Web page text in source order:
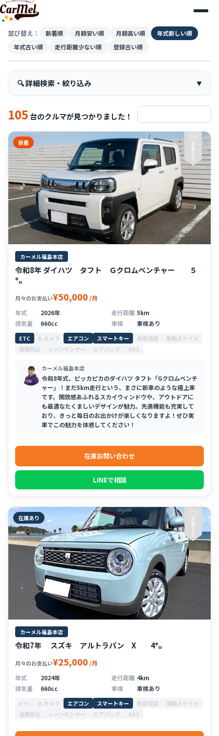
並び替え： 新着順 月額安い順 月額高い順
年式新しい順
年式古い順
走行距離少ない順 登録古い順
🔍 詳細検索・絞り込み
105 台のクルマが見つかりました！
新着 ♡
お
気
に
入
り
カーメル福島本店
令和8年 ダイハツ タフト Ｇクロムベンチャー ５
㌔
月々のお支払い¥50,000 /月
年式
2026年 走行距離 5km
排気量
660cc 車検 車検あり
ETC B.カメラ エアコン スマートキー 衝突軽減
電動スライド
盗難防止
レーンセンサー エアバッグ ABS
カーメル福島本店
令和8年式、ピッカピカのダイハツ タフト「Gクロムベンチ
ャー」！まだ5km走行という、まさに新車のような極上車
です。開放感あふれるスカイウィンドウや、アウトドアに
も最適なたくましいデザインが魅力。先進機能も充実して
おり、きっと毎日のお出かけが楽しくなりますよ！ぜひ実
車でこの魅力を体感してください！
在庫お問い合わせ
LINEで相談
在庫あり ♡
お
気
に
入
り
カーメル福島本店
令和7年 スズキ アルトラパン X 4㌔
月々のお支払い¥25,000 /月
年式
2024年 走行距離 4km
排気量
660cc 車検 車検あり
ETC B.カメラ エアコン スマートキー 衝突軽減
電動スライド
盗難防止
レーンセンサー エアバッグ ABS